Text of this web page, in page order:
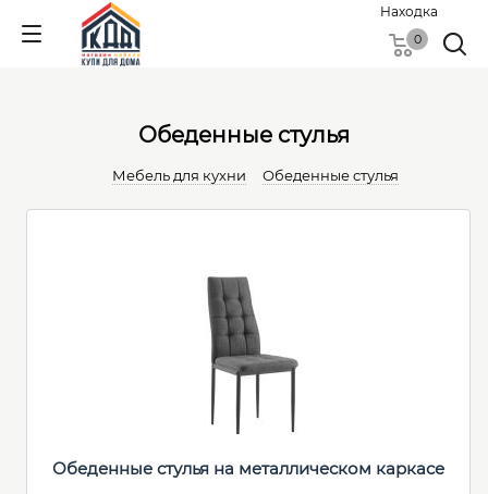
Находка
0
Обеденные cтулья
Мебель для кухни Обеденные cтулья
Обеденные стулья на металлическом каркасе